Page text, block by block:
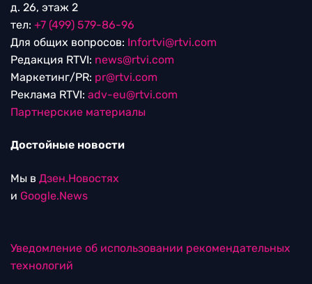
д. 26, этаж 2
тел: +7 (499) 579-86-96
Для общих вопросов: Infortvi@rtvi.com
Редакция RTVI: news@rtvi.com
Маркетинг/PR: pr@rtvi.com
Реклама RTVI: adv-eu@rtvi.com
Партнерские материалы
Достойные новости
Мы в Дзен.Новостях
и Google.News
Уведомление об использовании рекомендательных
технологий